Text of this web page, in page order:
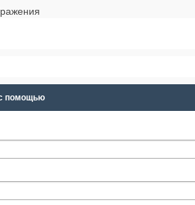
помощью